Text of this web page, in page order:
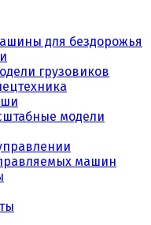
для бездорожья
грузовиков
модели
машин